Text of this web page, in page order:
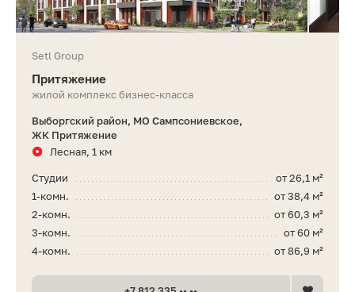
Setl Group
Притяжение
жилой комплекс бизнес-класса
Выборгский район, МО Сампсониевское,
ЖК Притяжение
Лесная, 1 км
от 26,1 м²
Студии
от 38,4 м²
1-комн.
от 60,3 м²
2-комн.
от 60 м²
3-комн.
от 86,9 м²
4-комн.